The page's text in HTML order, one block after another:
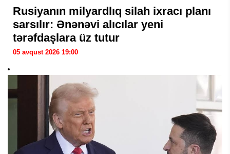
Rusiyanın milyardlıq silah ixracı planı
sarsılır: Ənənəvi alıcılar yeni
tərəfdaşlara üz tutur
05 avqust 2026 19:00